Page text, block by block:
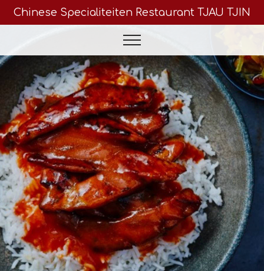
Chinese Specialiteiten Restaurant TJAU TJIN